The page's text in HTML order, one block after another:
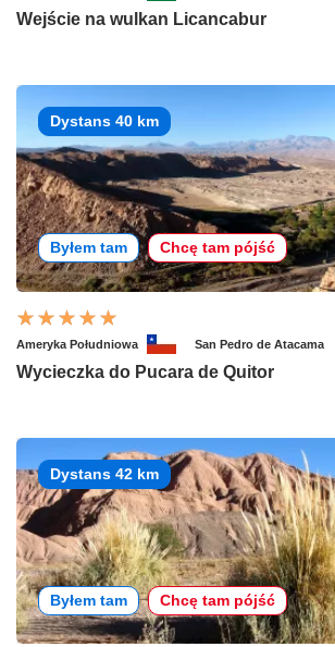
Wejście na wulkan Licancabur
Dystans 40 km
Byłem tam Chcę tam pójść
Ameryka Południowa San Pedro de Atacama
Wycieczka do Pucara de Quitor
Dystans 42 km
Byłem tam Chcę tam pójść